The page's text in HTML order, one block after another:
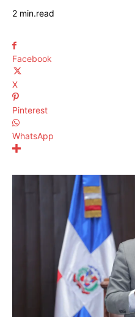
2 min.read
Facebook
X
Pinterest
WhatsApp